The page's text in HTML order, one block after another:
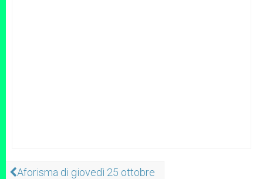
Aforisma di giovedì 25 ottobre